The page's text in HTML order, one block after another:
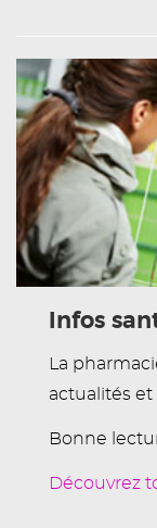
Infos
La
actualités et
Bonne
Découvrez